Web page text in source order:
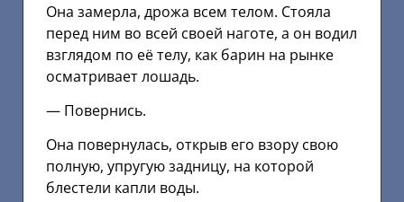
Она замерла, дрожа всем телом. Стояла
перед ним во всей своей наготе, а он водил
взглядом по её телу, как барин на рынке
осматривает лошадь.
— Повернись.
Она повернулась, открыв его взору свою
полную, упругую задницу, на которой
блестели капли воды.